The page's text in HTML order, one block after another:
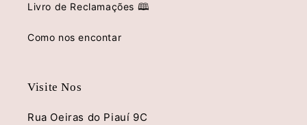
Livro de Reclamações 🕮
Como nos encontar
Visite Nos
Rua Oeiras do Piauí 9C